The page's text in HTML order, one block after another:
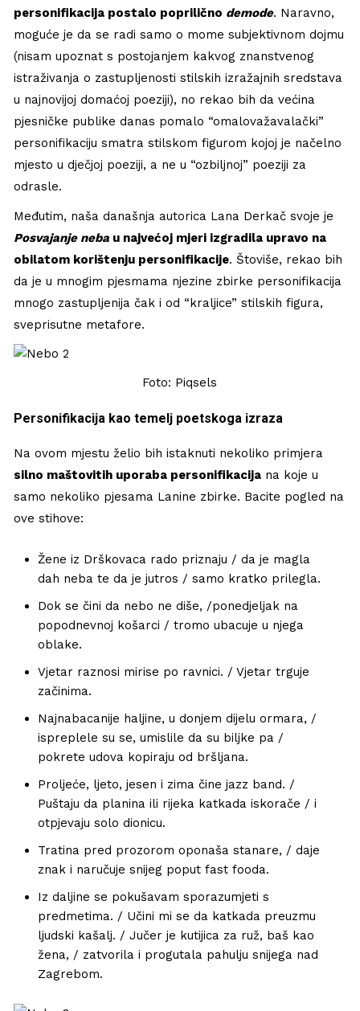
personifikacija postalo poprilično demode. Naravno,
moguće je da se radi samo o mome subjektivnom dojmu
(nisam upoznat s postojanjem kakvog znanstvenog
istraživanja o zastupljenosti stilskih izražajnih sredstava
u najnovijoj domaćoj poeziji), no rekao bih da većina
pjesničke publike danas pomalo “omalovažavalački”
personifikaciju smatra stilskom figurom kojoj je načelno
mjesto u dječjoj poeziji, a ne u “ozbiljnoj” poeziji za
odrasle.
Međutim, naša današnja autorica Lana Derkač svoje je
Posvajanje neba u najvećoj mjeri izgradila upravo na
obilatom korištenju personifikacije. Štoviše, rekao bih
da je u mnogim pjesmama njezine zbirke personifikacija
mnogo zastupljenija čak i od “kraljice” stilskih figura,
sveprisutne metafore.
Foto: Piqsels
Personifikacija kao temelj poetskoga izraza
Na ovom mjestu želio bih istaknuti nekoliko primjera
silno maštovitih uporaba personifikacija na koje u
samo nekoliko pjesama Lanine zbirke. Bacite pogled na
ove stihove:
Žene iz Drškovaca rado priznaju / da je magla
dah neba te da je jutros / samo kratko prilegla.
Dok se čini da nebo ne diše, /ponedjeljak na
popodnevnoj košarci / tromo ubacuje u njega
oblake.
Vjetar raznosi mirise po ravnici. / Vjetar trguje
začinima.
Najnabacanije haljine, u donjem dijelu ormara, /
ispreplele su se, umislile da su biljke pa /
pokrete udova kopiraju od bršljana.
Proljeće, ljeto, jesen i zima čine jazz band. /
Puštaju da planina ili rijeka katkada iskorače / i
otpjevaju solo dionicu.
Tratina pred prozorom oponaša stanare, / daje
znak i naručuje snijeg poput fast fooda.
Iz daljine se pokušavam sporazumjeti s
predmetima. / Učini mi se da katkada preuzmu
ljudski kašalj. / Jučer je kutijica za ruž, baš kao
žena, / zatvorila i progutala pahulju snijega nad
Zagrebom.